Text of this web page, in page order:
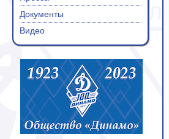
Документы
Видео